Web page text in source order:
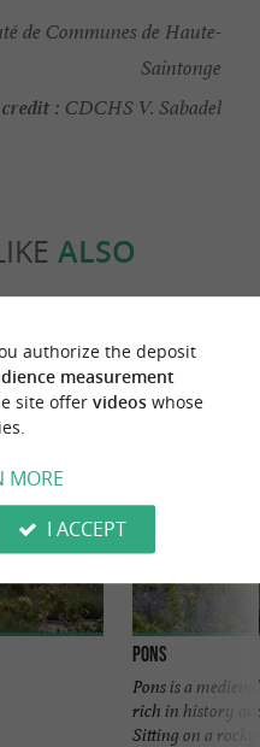
de Communes de Haute-
Saintonge
: CDCHS V. Sabadel
ALSO
Pons
Pons is a
rich in history
Sitting on a rocky
authorize the deposit
measurement
site offer videoswhose
MORE
I ACCEPT